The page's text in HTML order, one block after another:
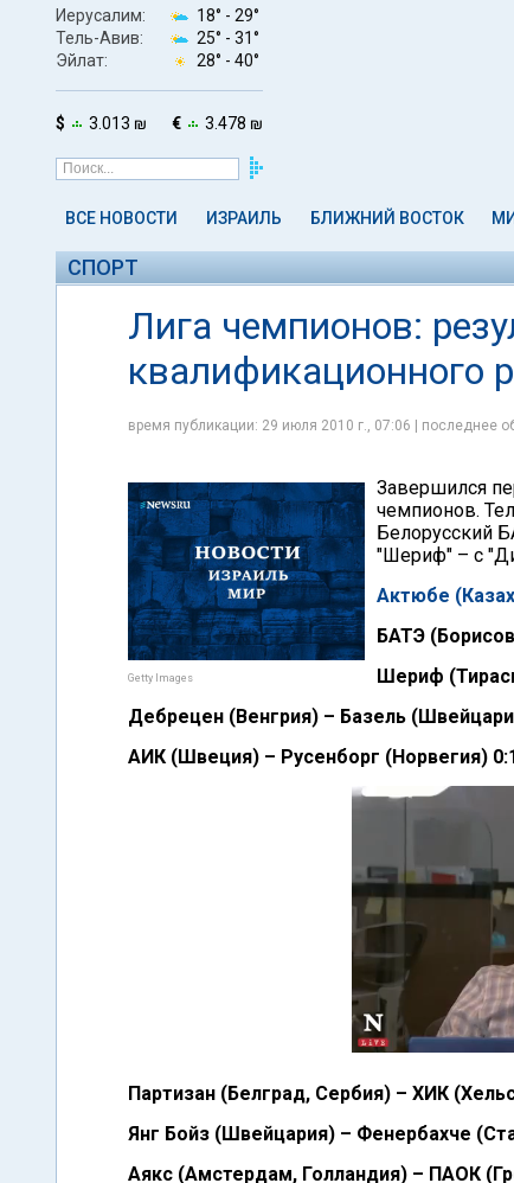
Иерусалим: 18° - 29°
Тель-Авив:
25° - 31°
Эйлат:
28° - 40°
$ 3.013 ₪ € 3.478 ₪
ВСЕ НОВОСТИ ИЗРАИЛЬ БЛИЖНИЙ ВОСТОК
СПОРТ
Лига чемпионов:
квалификационного
время публикации: 29 июля 2010 г., 07:06 | последнее
Getty Images
Завершился
чемпионов.
Белорусский
"Шериф" – с
Актюбе
БАТЭ
Шериф
Дебрецен (Венгрия) – Базель
АИК (Швеция) – Русенборг (Норвегия)
Партизан (Белград, Сербия) – ХИК
Янг Бойз (Швейцария) – Фенербахче
Аякс (Амстердам, Голландия) – ПАОК